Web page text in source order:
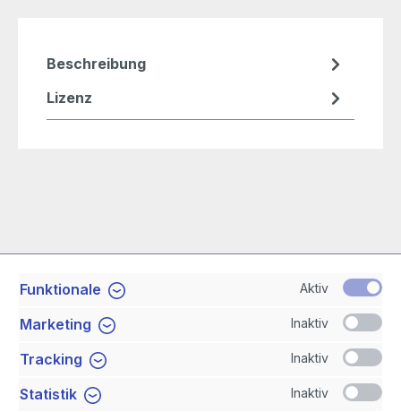
Beschreibung
Lizenz
Service-Hotline
Shop Service
Newsletter
Funktionale Aktiv
Marketing Inaktiv
Tracking Inaktiv
Statistik Inaktiv